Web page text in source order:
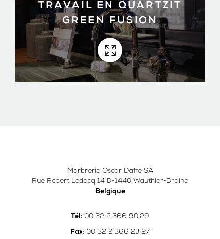
TRAVAIL EN QUARTZIT
GREEN FUSION
Marbrerie Oscar Daffe SA
Rue Robert Ledecq 14 B-1440 Wauthier-Braine
Belgique
Tél: 00 32 2 366 90 29
Fax: 00 32 2 366 23 27